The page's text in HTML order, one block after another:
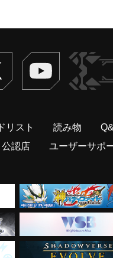
Twitter ヴァンガ
リスト 読み物
公認店 ユーザーサポ